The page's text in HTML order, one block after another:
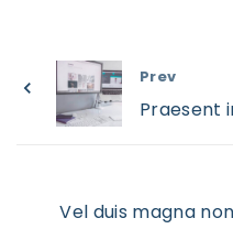
Prev
Praesent
Vel duis magna